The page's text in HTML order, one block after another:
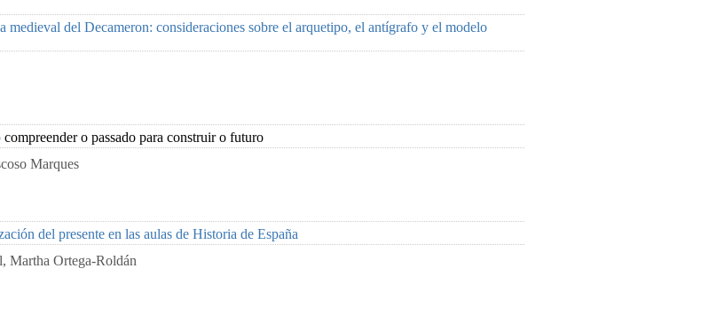
medieval del Decameron: consideraciones sobre el arquetipo, el antígrafo y el modelo
compreender o passado para construir o futuro
Marques
del presente en las aulas de Historia de España
Martha Ortega-Roldán